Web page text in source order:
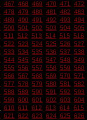
467 468 469 470 471 472
478 479 480 481 482 483
489 490 491 492 493 494
500 501 502 503 504 505
511 512 513 514 515 516
522 523 524 525 526 527
533 534 535 536 537 538
544 545 546 547 548 549
555 556 557 558 559 560
566 567 568 569 570 571
577 578 579 580 581 582
588 589 590 591 592 593
599 600 601 602 603 604
610 611 612 613 614 615
621 622 623 624 625 626